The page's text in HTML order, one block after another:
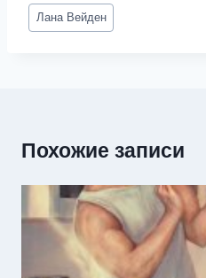
Метки
записи:
Лана Вейден
Похожие записи